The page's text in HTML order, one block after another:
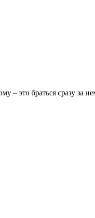
– это браться сразу за